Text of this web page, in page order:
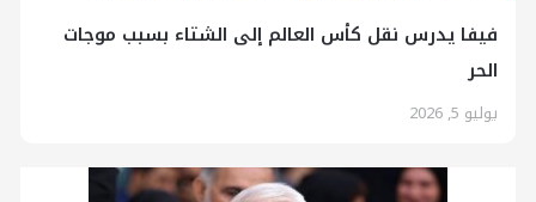
فيفا يدرس نقل كأس العالم إلى الشتاء بسبب موجات
الحر
يوليو 5, 2026